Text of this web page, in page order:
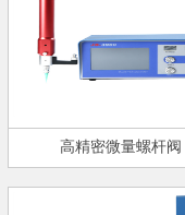
高精密微量螺杆阀